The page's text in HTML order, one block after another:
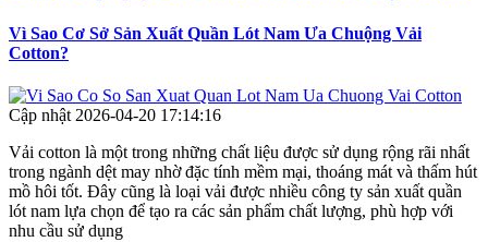
Vì Sao Cơ Sở Sản Xuất Quần Lót Nam Ưa Chuộng Vải
Cotton?
Cập nhật 2026-04-20 17:14:16
Vải cotton là một trong những chất liệu được sử dụng rộng rãi nhất
trong ngành dệt may nhờ đặc tính mềm mại, thoáng mát và thấm hút
mồ hôi tốt. Đây cũng là loại vải được nhiều công ty sản xuất quần
lót nam lựa chọn để tạo ra các sản phẩm chất lượng, phù hợp với
nhu cầu sử dụng